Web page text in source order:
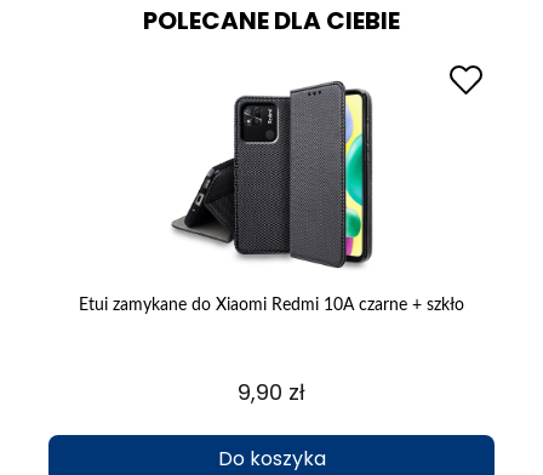
POLECANE DLA CIEBIE
Etui zamykane do Xiaomi Redmi 10A czarne + szkło
9,90 zł
Do koszyka